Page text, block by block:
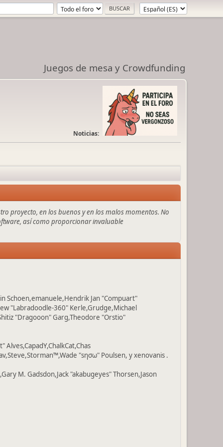
Juegos de mesa y Crowdfunding
Noticias:
proyecto, en los buenos y en los malos momentos. No
así como proporcionar invaluable
Schoen,emanuele,Hendrik Jan "Compuart"
"Labradoodle-360" Kerle,Grudge,Michael
"Dragooon" Garg,Theodore "Orstio"
"sησω" Poulsen, y xenovanis .
M. Gadsdon,Jack "akabugeyes" Thorsen,Jason